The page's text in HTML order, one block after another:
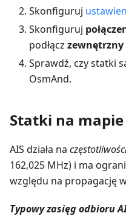
Skonfiguruj
Skonfiguruj
podłącz
Sprawdź, czy statki
OsmAnd.
Statki na mapie
AIS działa na
162,025 MHz) i ma
względu na propagację
Typowy zasięg odbioru